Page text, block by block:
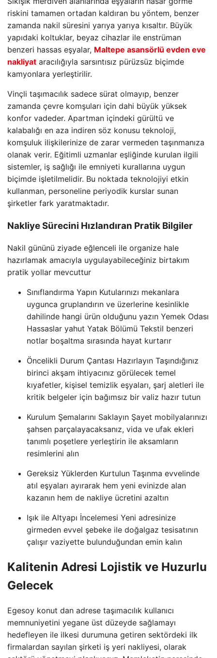
riskini tamamen ortadan kaldıran bu yöntem, benzer
zamanda nakil süresini yarıya yarıya kısaltır. Büyük
yapıdaki koltuklar, beyaz cihazlar ile enstrüman
benzeri hassas eşyalar, Maltepe asansörlü evden eve
nakliyat aracılığıyla sarsıntısız pürüzsüz biçimde
kamyonlara yerleştirilir.
Vinçli taşımacılık sadece sürat olmayıp, benzer
zamanda çevre komşuları için dahi büyük yüksek
konfor vadeder. Apartman içindeki gürültü ve
kalabalığı en aza indiren söz konusu teknoloji,
komşuluk ilişkilerinize de zarar vermeden taşınmanıza
olanak verir. Eğitimli uzmanlar eşliğinde kurulan ilgili
sistemler, iş sağlığı ile emniyeti kurallarına uygun
biçimde işletilmelidir. Bu noktada teknolojiyi etkin
kullanman, personeline periyodik kurslar sunan
şirketler fark yaratmaktadır.
Nakliye Sürecini Hızlandıran Pratik Bilgiler
Nakil gününü ziyade eğlenceli ile organize hale
hazırlamak amacıyla uygulayabileceğiniz birtakım
pratik yollar mevcuttur
Sınıflandırma Yapın Kutularınızı mekanlara
uygunca gruplandırın ve üzerlerine kesinlikle
dahilinde hangi ürün olduğunu yazın Yemek Odası
Hassaslar yahut Yatak Bölümü Tekstil benzeri
notlar boşaltma sırasında hayat kurtarır
Öncelikli Durum Çantası Hazırlayın Taşındığınız
birinci akşam ihtiyacınız görülecek temel
kıyafetler, kişisel temizlik eşyaları, şarj aletleri ile
kritik belgeler için bağımsız bir valiz hazır tutun
Kurulum Şemalarını Saklayın Şayet mobilyalarınızı
şahsen parçalayacaksanız, vida ve ufak ekleri
tanımlı poşetlere yerleştirin ile aksamların
resimlerini alın
Gereksiz Yüklerden Kurtulun Taşınma evvelinde
atıl eşyaları ayırarak hem yeni evinizde alan
kazanın hem de nakliye ücretini azaltın
Işık ile Altyapı İncelemesi Yeni adresinize
girmeden evvel şebeke ile doğalgaz tesisatının
çalışır vaziyette bulunduğundan emin kalın
Kalitenin Adresi Lojistik ve Huzurlu
Gelecek
Egesoy konut dan adrese taşımacılık kullanıcı
memnuniyetini yegane üst düzeyde sağlamayı
hedefleyen ile ilkesi durumuna getiren sektördeki ilk
firmalardan sayılan şirketi iş yeri nakliyesi, olarak